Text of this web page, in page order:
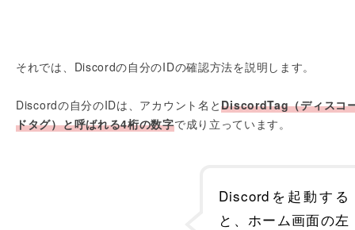
それでは、Discordの自分のIDの確認方法を説明します。
Discordの自分のIDは、アカウント名とDiscordTag（ディスコ
ドタグ）と呼ばれる4桁の数字で成り立っています。
Discordを起動する
と、ホーム画面の左